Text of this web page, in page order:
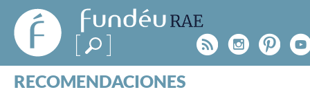
FundéuRAE
- Fundación
del Español
Urgente
Rss
RECOMENDACIONES